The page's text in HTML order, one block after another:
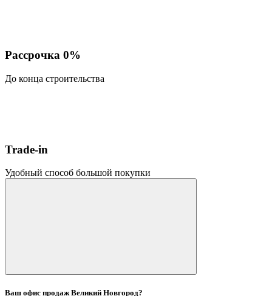
Рассрочка 0%
До конца строительства
Trade-in
Удобный способ большой покупки
Ваш офис продажВеликий Новгород?